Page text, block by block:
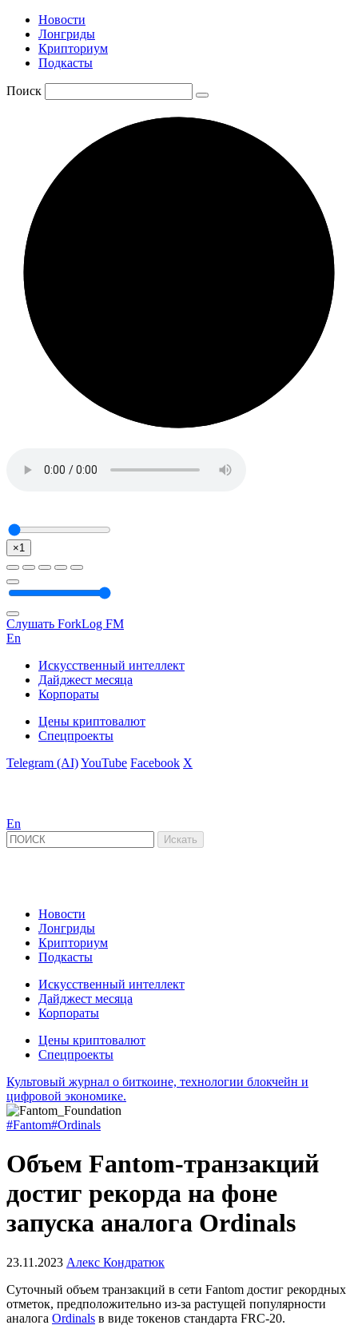
Новости
Лонгриды
Крипториум
Подкасты
Поиск
×1
Слушать ForkLog FM
En
Искусственный интеллект
Дайджест месяца
Корпораты
Цены криптовалют
Спецпроекты
Telegram (AI)YouTube Facebook X
En
Новости
Лонгриды
Крипториум
Подкасты
Искусственный интеллект
Дайджест месяца
Корпораты
Цены криптовалют
Спецпроекты
Культовый журнал о биткоине, технологии блокчейн и
цифровой экономике.
#Fantom#Ordinals
Объем Fantom-транзакций
достиг рекорда на фоне
запуска аналога Ordinals
23.11.2023 Алекс Кондратюк
Суточный объем транзакций в сети Fantom достиг рекордных
отметок, предположительно из-за растущей популярности
аналога Ordinals в виде токенов стандарта FRC-20.